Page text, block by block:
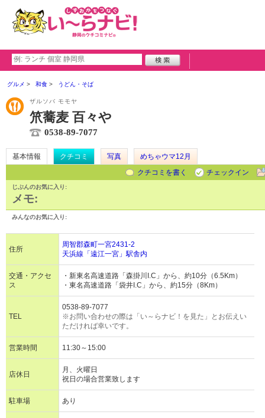
グルメ 和食 うどん・そば
ザルソバ モモヤ
笊蕎麦 百々や
0538-89-7077
基本情報 クチコミ 写真
めちゃウマ12月
クチコミを書く
チェックイン
じぶんのお気に入り:
メモ:
みんなのお気に入り:
住所
周智郡森町一宮2431-2
天浜線「遠江一宮」駅舎内
交通・アクセ
ス
・新東名高速道路「森掛川I.C」から、約10分（6.5Km）
・東名高速道路「袋井I.C」から、約15分（8Km）
TEL
0538-89-7077
※お問い合わせの際は「い～らナビ！を見た」とお伝えい
ただければ幸いです。
営業時間 11:30～15:00
店休日
月、火曜日
祝日の場合営業致します
駐車場 あり